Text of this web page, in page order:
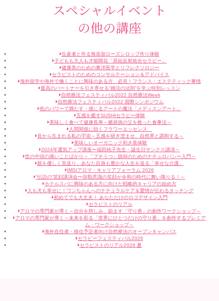
スペシャルイベント
の他の講座
生産者と作る無添加ローズシロップ作り体験
子どもも大人も才能開花「原始反射統合セラピー」
健康美のための東洋医学とリフレクソロジー
セラピストのためのコンサルテーション＆アドバイス
海外留学や海外で働くことに興味のある方、必見！フランス・エステティック事情
最高のパートナーを引き寄せる“婚活の法則”を学ぶ特別レッスン
自然療法フェスティバル2022 自然療法Week
自然療法フェスティバル2022 国際シンポジウム
色のパワーで満たす・感じるアートの魔法「メディスンアート」
五感を癒すSUSHIセラピー体験
美味しく食べて健康長寿～糖尿病の父を救った食事法～
人間関係に効くフラワーエッセンス
音から生まれる私の宇宙～五感を研ぎ澄ませ、自然界と調和する～
美味しいオーガニック利き茶体験
2024年運気アップ講座〜福田純子先生・誕生日サンクス講演～
世の中頭の痛いことばかり～「プチうつ」脱却のためのナチュロパシー入門～
親を優しく見送り、あなた自身も豊かな人生を送る「幸せな介護」
IMSIアロマ・キャリアフォーラム 2026
“伝説の”笑顔講演会〜弥勒意識の笑顔が令和の時代に舞い降りる！～
ホテルスパに興味のある方に向けた戦略的キャリアの始め方
人も犬も幸せに！ワンちゃんへのナチュラルケア＆愛情が伝わるタッチング
初めてでも大丈夫！ あなただけのロゴデザイン入門
セラピストのリアル
アロマの専門家が導く～自分を慈しみ、励ます「守り香」の創作ワークショップ～
アロマの専門家が導く～未来を彩る「世界にひとつだけの守り香」を創作するプレミア
ム・ワークショップ～
海外在住者・移住予定者向け自然療法のオープンキャンパス
セラピーフェスティバル2026
セラピストのリアル2026 夏